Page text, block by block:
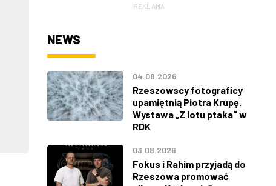
REKLAMA
NEWS
04.08.2026
Rzeszowscy fotograficy
upamiętnią Piotra Krupę.
Wystawa „Z lotu ptaka" w
RDK
03.08.2026
Fokus i Rahim przyjadą do
Rzeszowa promować